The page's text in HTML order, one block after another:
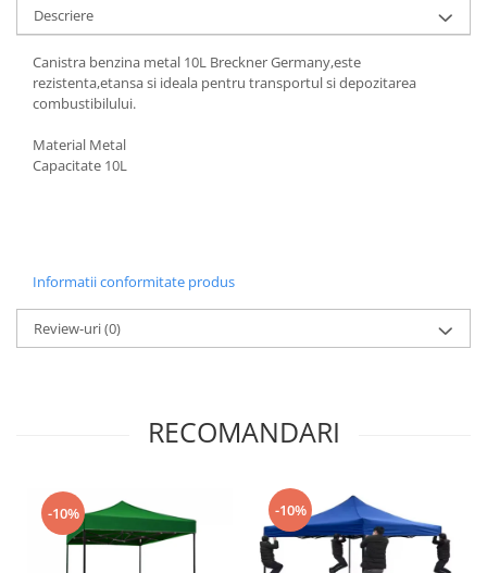
Descriere
Canistra benzina metal 10L Breckner Germany,este
rezistenta,etansa si ideala pentru transportul si depozitarea
combustibilului.
Material Metal
Capacitate 10L
Informatii conformitate produs
Review-uri(0)
RECOMANDARI
-10% -10%